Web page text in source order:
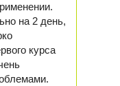
на 2 день,
курса